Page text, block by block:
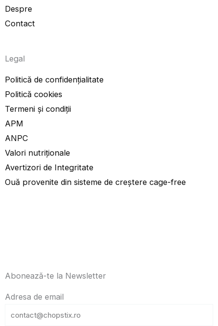
Despre
Contact
Legal
Politică de confidențialitate
Politică cookies
Termeni și condiții
APM
ANPC
Valori nutriționale
Avertizori de Integritate
Ouă provenite din sisteme de creștere cage-free
Abonează-te la Newsletter
Adresa de email